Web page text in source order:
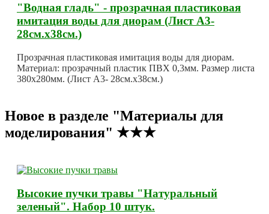
"Водная гладь" - прозрачная пластиковая
имитация воды для диорам (Лист А3-
28см.х38см.)
Прозрачная пластиковая имитация воды для диорам.
Материал: прозрачный пластик ПВХ 0,3мм. Размер листа
380х280мм. (Лист А3- 28см.х38см.)
Новое в разделе "Материалы для
моделирования" ★★★
Высокие пучки травы "Натуральный
зеленый". Набор 10 штук.